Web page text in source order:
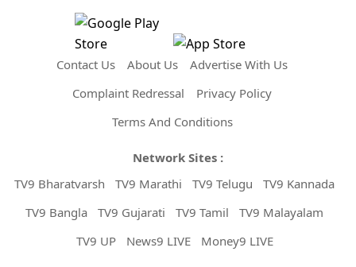
Contact Us About Us
Advertise With Us
Complaint Redressal
Privacy Policy
Terms And Conditions
Network Sites :
TV9 Bharatvarsh
TV9 Marathi TV9 Telugu
TV9 Kannada
TV9 Bangla
TV9 Gujarati TV9 Tamil
TV9 Malayalam
TV9 UP
News9 LIVE Money9 LIVE